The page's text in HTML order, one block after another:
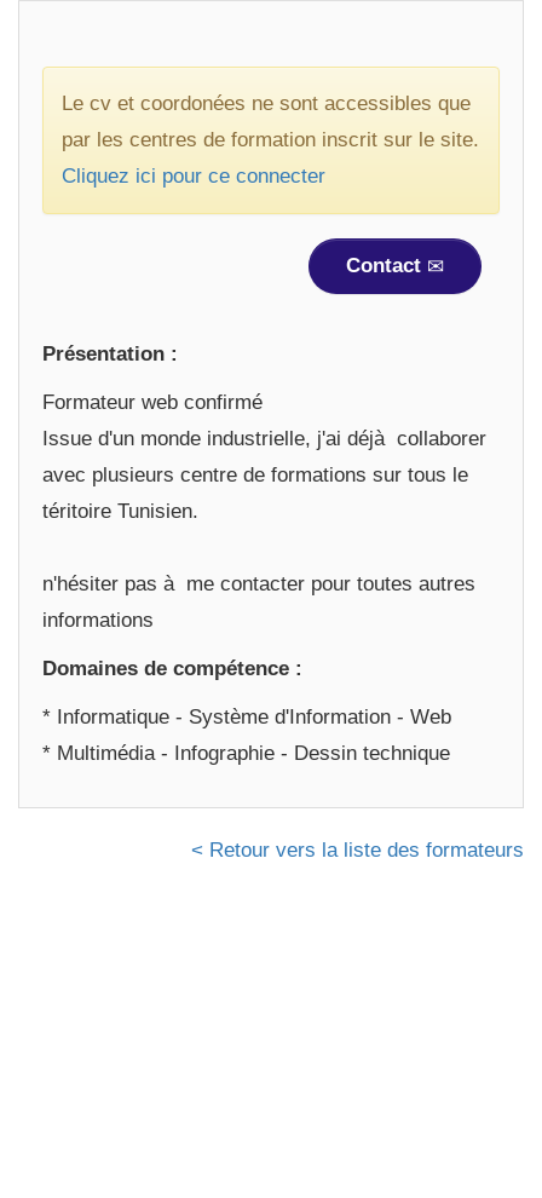
Le cv et coordonées ne sont accessibles que
par les centres de formation inscrit sur le site.
Cliquez ici pour ce connecter
Contact
Présentation :
Formateur web confirmé
Issue d'un monde industrielle, j'ai déjà collaborer
avec plusieurs centre de formations sur tous le
téritoire Tunisien.
n'hésiter pas à me contacter pour toutes autres
informations
Domaines de compétence :
* Informatique - Système d'Information - Web
* Multimédia - Infographie - Dessin technique
< Retour vers la liste des formateurs